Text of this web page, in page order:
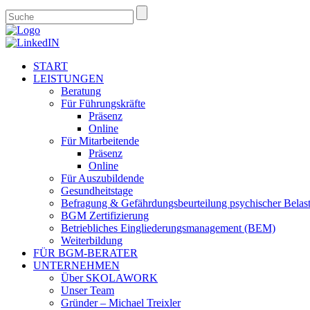
START
LEISTUNGEN
Beratung
Für Führungskräfte
Präsenz
Online
Für Mitarbeitende
Präsenz
Online
Für Auszubildende
Gesundheitstage
Befragung & Gefährdungsbeurteilung psychischer
BGM Zertifizierung
Betriebliches Eingliederungsmanagement (BEM)
Weiterbildung
FÜR BGM-BERATER
UNTERNEHMEN
Über SKOLAWORK
Unser Team
Gründer – Michael Treixler